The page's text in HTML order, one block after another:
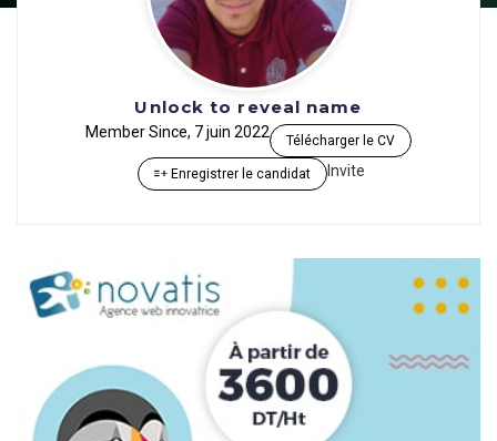
Unlock to reveal name
Member Since, 7 juin 2022 Télécharger le CV
Enregistrer le candidat Invite